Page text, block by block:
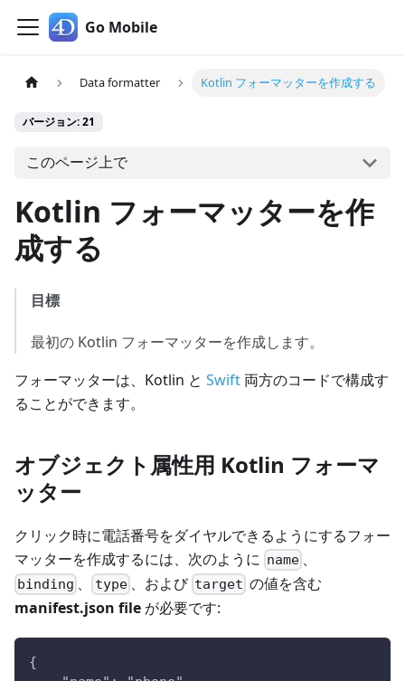
Go Mobile
Data formatter Kotlin フォーマッターを作成する
バージョン: 21
このページ上で
Kotlin フォーマッターを作
成する
目標
最初の Kotlin フォーマッターを作成します。
フォーマッターは、Kotlin と Swift 両方のコードで構成す
ることができます。
オブジェクト属性用 Kotlin フォーマ
ッター
クリック時に電話番号をダイヤルできるようにするフォー
マッターを作成するには、次のように name 、
binding 、 type、および target の値を含む
manifest.json file が必要です:
{